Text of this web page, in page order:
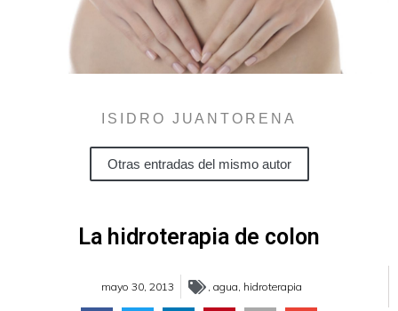
ISIDRO JUANTORENA
Otras entradas del mismo autor
La hidroterapia de colon
mayo 30, 2013 , agua, hidroterapia